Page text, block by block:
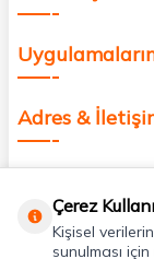
Adres &
Çerez
Kişisel
sunulması